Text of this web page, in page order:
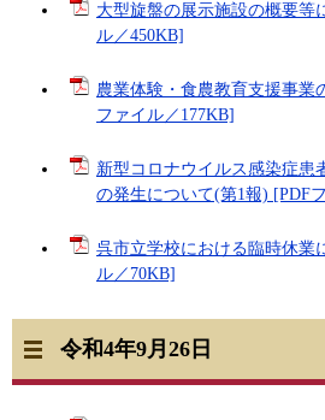
大型旋盤の展示施設の概要等
ル／450KB]
農業体験・食農教育支援事業
ファイル／177KB]
新型コロナウイルス感染症患
の発生について(第1報) [PDF
呉市立学校における臨時休業
ル／70KB]
令和4年9月26日